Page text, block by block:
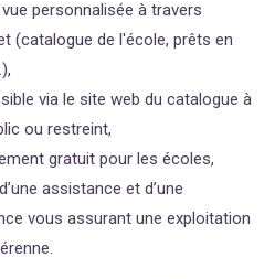
personnalisée à travers
(catalogue de l'école, prêts en
via le site web du catalogue à
ou restreint,
gratuit pour les écoles,
assistance et d’une
vous assurant une exploitation